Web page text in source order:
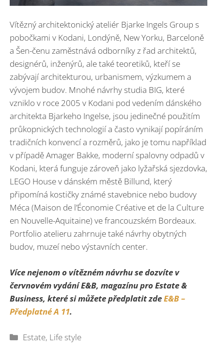
Vítězný architektonický ateliér Bjarke Ingels Group s
pobočkami v Kodani, Londýně, New Yorku, Barceloně
a Šen-čenu zaměstnává odborníky z řad architektů,
designérů, inženýrů, ale také teoretiků, kteří se
zabývají architekturou, urbanismem, výzkumem a
vývojem budov. Mnohé návrhy studia BIG, které
vzniklo v roce 2005 v Kodani pod vedením dánského
architekta Bjarkeho Ingelse, jsou jedinečné použitím
průkopnických technologií a často vynikají popíráním
tradičních konvencí a rozměrů, jako je tomu například
v případě Amager Bakke, moderní spalovny odpadů v
Kodani, která funguje zároveň jako lyžařská sjezdovka,
LEGO House v dánském městě Billund, který
připomíná kostičky známé stavebnice nebo budovy
Méca (Maison de l’Économie Créative et de la Culture
en Nouvelle-Aquitaine) ve francouzském Bordeaux.
Portfolio atelieru zahrnuje také návrhy obytných
budov, muzeí nebo výstavních center.
Více nejenom o vítězném návrhu se dozvíte v
červnovém vydáníE&B, magazínu pro Estate &
Business, které si můžete předplatit zdeE&B –
Předplatné A 11.
Rubriky
Estate, Life style